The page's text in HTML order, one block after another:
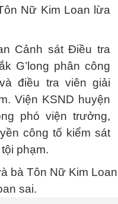
Nữ Kim Loan lừa
Cảnh sát Điều tra
G’long phân công
điều tra viên giải
Viện KSND huyện
phó viện trưởng,
công tố kiểm sát
phạm.